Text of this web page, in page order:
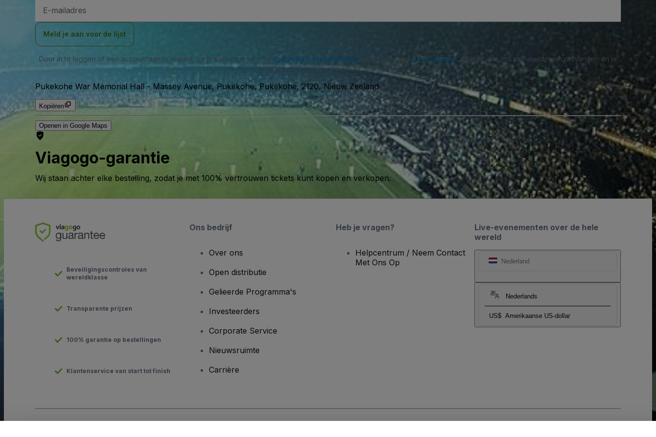
mailadres
Meld je aan voor de lijst
Door in te loggen of een account aan te maken, ga je akkoord met onze gebruikersovereenkomst en erken je ons privacybeleid . Je kunt van ons sms-meldingen ontvangen en je
kunt je op elk gewenst moment afmelden.
Pukekohe War Memorial Hall- Massey Avenue, Pukekohe, Pukekohe, 2120, Nieuw Zeeland
Kopiëren
Openen in Google Maps
Viagogo-garantie
Wij staan achter elke bestelling, zodat je met 100% vertrouwen tickets kunt kopen en verkopen.
Live-evenementen over de hele
wereld
Nederland
Nederlands
US$ Amerikaanse US-dollar
Beveiligingscontroles van
wereldklasse
Transparente prijzen
100% garantie op bestellingen
Klantenservice van start tot finish
Ons bedrijf
Over ons
Open distributie
Gelieerde Programma's
Investeerders
Corporate Service
Nieuwsruimte
Carrière
Heb je vragen?
Helpcentrum / Neem Contact
Met Ons Op